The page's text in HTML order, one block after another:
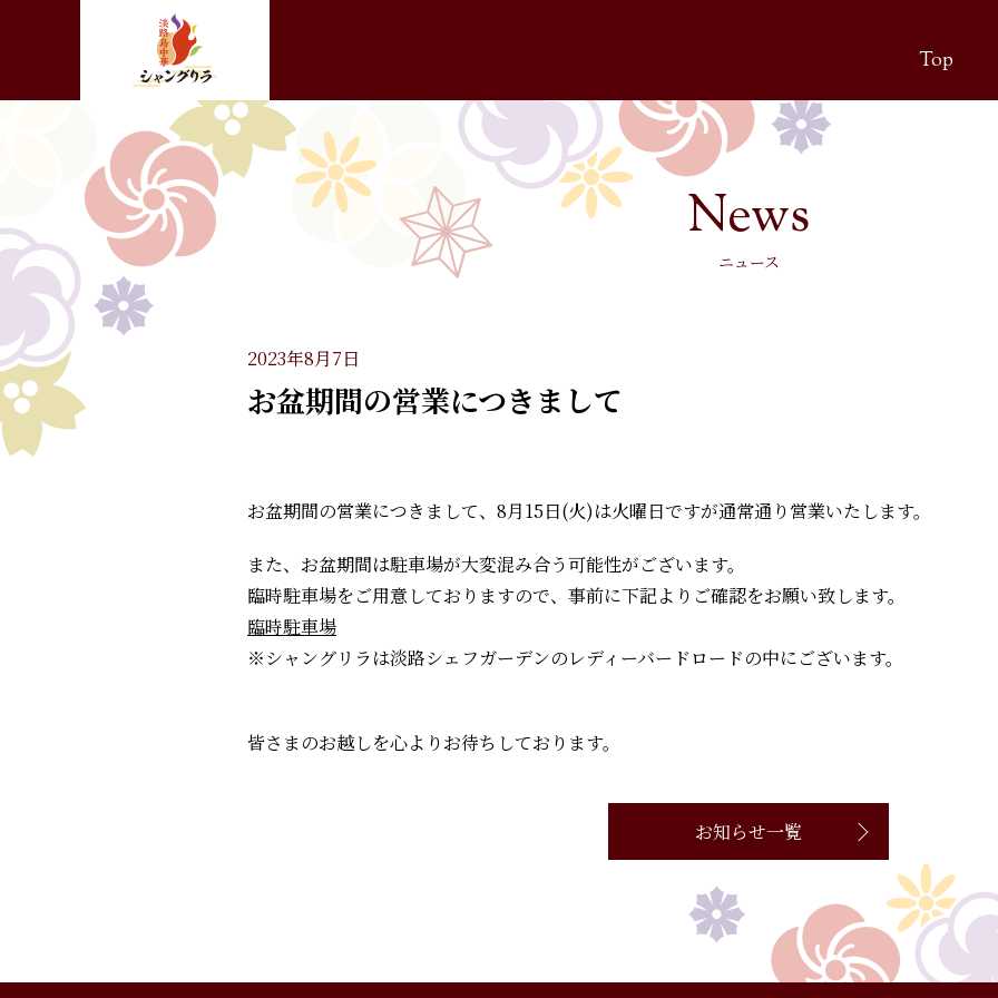
Top
ニュース
2023年8月7日
お盆期間の営業につきまして
お盆期間の営業につきまして、8月15日(火)は火曜日ですが通常通り営業いたします。
また、お盆期間は駐車場が大変混み合う可能性がございます。
臨時駐車場をご用意しておりますので、事前に下記よりご確認をお願い致します。
臨時駐車場
※シャングリラは淡路シェフガーデンのレディーバードロードの中にございます。
皆さまのお越しを心よりお待ちしております。
お知らせ一覧